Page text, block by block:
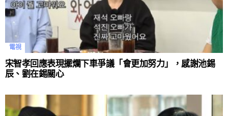
電視
宋智孝回應表現擺爛下車爭議「會更加努力」，感謝池錫
辰、劉在錫關心